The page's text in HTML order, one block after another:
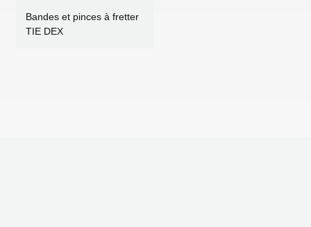
Bandes et pinces à fretter
TIE DEX